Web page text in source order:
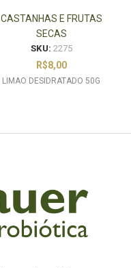
50G
CASTANHAS E FRUTAS
SECAS
SKU: 2275
R$8,00
LIMAO DESIDRATADO 50G